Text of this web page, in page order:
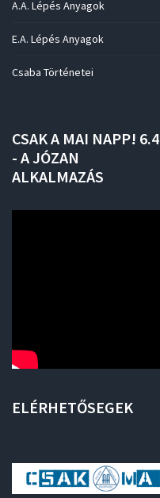
A.A. Lépés Anyagok
E.A. Lépés Anyagok
Csaba Történetei
CSAKA MAI NAPP! 6.4
- AJÓZAN
ALKALMAZÁS
ELÉRHETŐSEGEK